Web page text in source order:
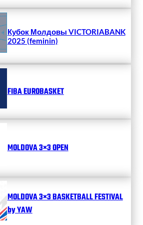
Кубок Молдовы VICTORIABANK
2025 (feminin)
FIBA EUROBASKET
MOLDOVA 3×3 OPEN
MOLDOVA 3×3 BASKETBALL FESTIVAL
by YAW